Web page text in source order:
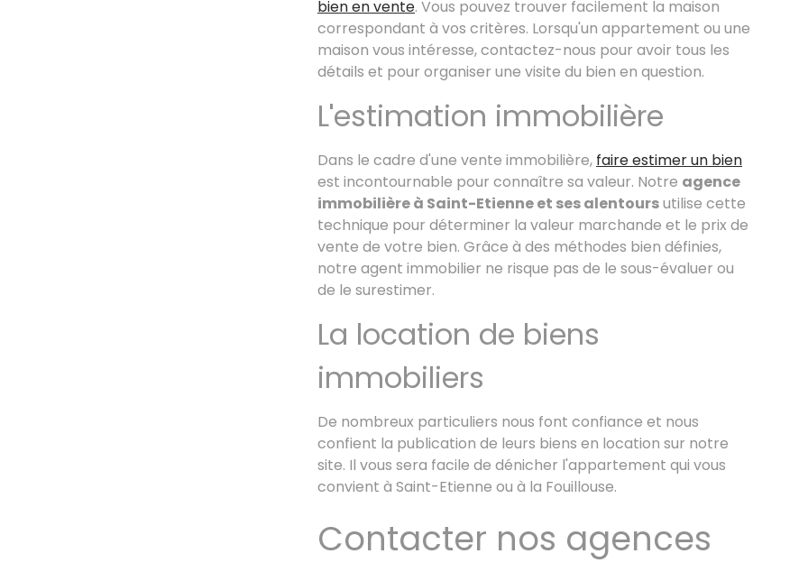
bien en vente. Vous pouvez trouver facilement la maison
correspondant à vos critères. Lorsqu'un appartement ou une
maison vous intéresse, contactez-nous pour avoir tous les
détails et pour organiser une visite du bien en question.
L'estimation immobilière
Dans le cadre d'une vente immobilière, faire estimer un bien
est incontournable pour connaître sa valeur. Notre agence
immobilière à Saint-Etienne et ses alentoursutilise cette
technique pour déterminer la valeur marchande et le prix de
vente de votre bien. Grâce à des méthodes bien définies,
notre agent immobilier ne risque pas de le sous-évaluer ou
de le surestimer.
La location de biens
immobiliers
De nombreux particuliers nous font confiance et nous
confient la publication de leurs biens en location sur notre
site. Il vous sera facile de dénicher l'appartement qui vous
convient à Saint-Etienne ou à la Fouillouse.
Contacter nos agences